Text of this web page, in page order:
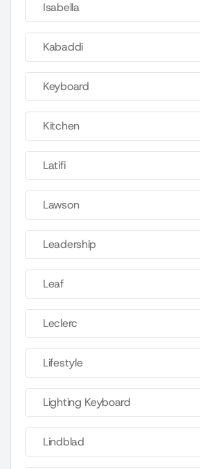
Isabella
Kabaddi
Keyboard
Kitchen
Latifi
Lawson
Leadership
Leaf
Leclerc
Lifestyle
Lighting Keyboard
Lindblad